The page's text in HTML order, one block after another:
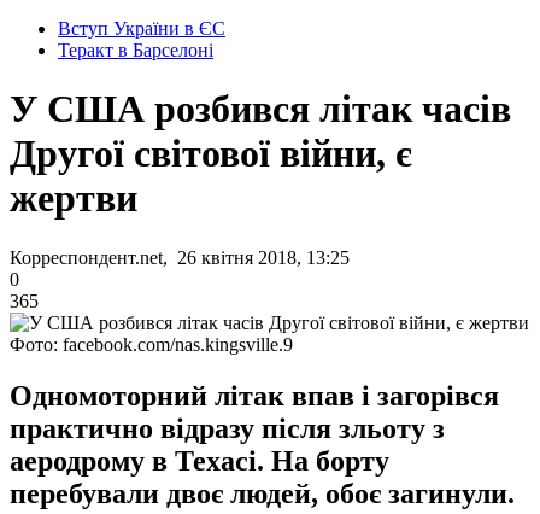
Вступ України в ЄС
Теракт в Барселоні
У США розбився літак часів
Другої світової війни, є
жертви
Корреспондент.net, 26 квітня 2018, 13:25
0
365
Фото: facebook.com/nas.kingsville.9
Одномоторний літак впав і загорівся
практично відразу після зльоту з
аеродрому в Техасі. На борту
перебували двоє людей, обоє загинули.